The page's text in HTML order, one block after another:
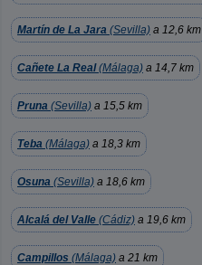
Martín de La Jara (Sevilla) a 12,6 km
Cañete La Real(Málaga) a 14,7 km
Pruna (Sevilla) a 15,5 km
Teba (Málaga) a 18,3 km
Osuna (Sevilla) a 18,6 km
Alcalá del Valle (Cádiz) a 19,6 km
Campillos (Málaga) a 21 km